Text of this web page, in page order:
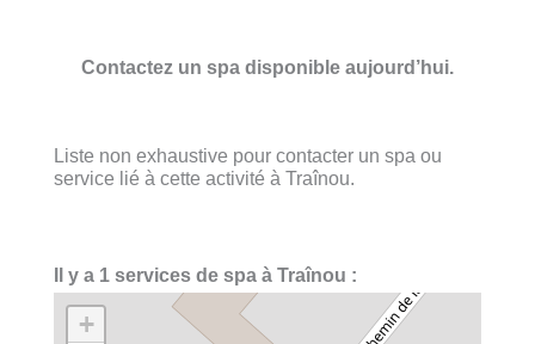
Contactez un spa disponible aujourd’hui.
Liste non exhaustive pour contacter un spa ou
service lié à cette activité à Traînou.
Il y a 1 services de spa à Traînou :
+